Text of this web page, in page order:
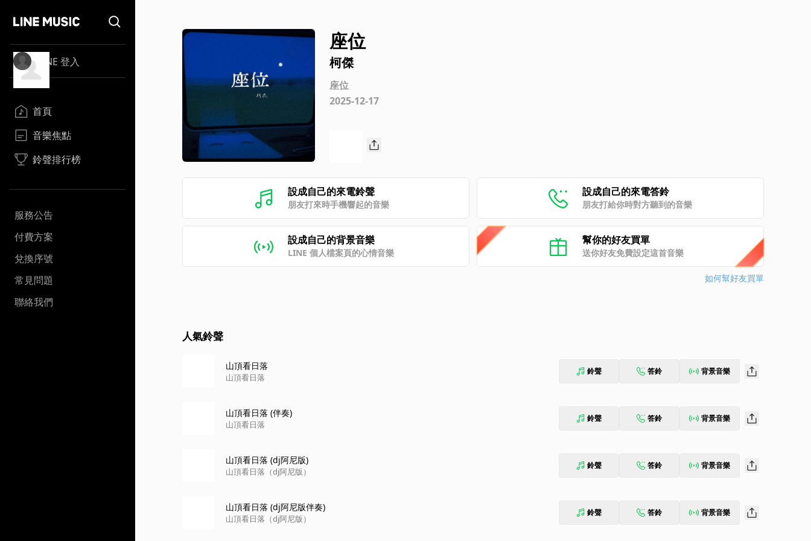
LINE 登入
首頁
音樂焦點
鈴聲排行榜
服務公告
付費方案
兌換序號
常見問題
聯絡我們
座位
柯傑
座位
2025-12-17
設成自己的來電鈴聲
朋友打來時手機響起的音樂
設成自己的來電答鈴
朋友打給你時對方聽到的音樂
設成自己的背景音樂
LINE 個人檔案頁的心情音樂
幫你的好友買單
送你好友免費設定這首音樂
如何幫好友買單
人氣鈴聲
山頂看日落
山頂看日落
鈴聲 答鈴 背景音樂
山頂看日落 (伴奏)
山頂看日落
鈴聲 答鈴 背景音樂
山頂看日落 (dj阿尼版)
山頂看日落（dj阿尼版）
鈴聲 答鈴 背景音樂
山頂看日落 (dj阿尼版伴奏)
山頂看日落（dj阿尼版）
鈴聲 答鈴 背景音樂